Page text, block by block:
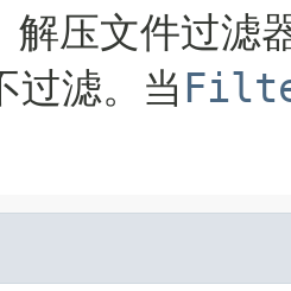
压文件过滤
过滤。当